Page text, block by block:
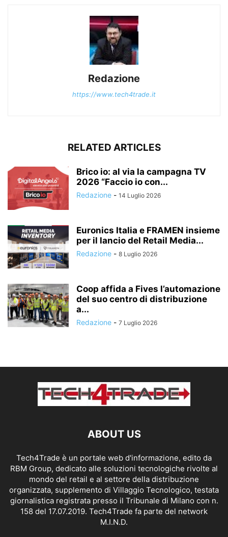
Redazione
https://www.tech4trade.it
RELATED ARTICLES
Brico io: al via la campagna TV
2026 “Faccio io con...
Redazione - 14 Luglio 2026
Euronics Italia e FRAMEN insieme
per il lancio del Retail Media...
Redazione - 8 Luglio 2026
Coop affida a Fives l’automazione
del suo centro di distribuzione
a...
Redazione - 7 Luglio 2026
ABOUT US
Tech4Trade è un portale web d'informazione, edito da
RBM Group, dedicato alle soluzioni tecnologiche rivolte al
mondo del retail e al settore della distribuzione
organizzata, supplemento di Villaggio Tecnologico, testata
giornalistica registrata presso il Tribunale di Milano con n.
158 del 17.07.2019. Tech4Trade fa parte del network
M.I.N.D.